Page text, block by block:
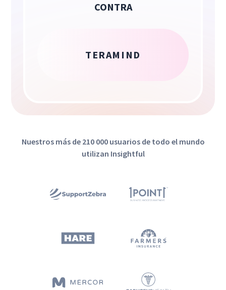
CONTRA
TERAMIND
Nuestros más de 210 000 usuarios de todo el mundo
utilizan Insightful